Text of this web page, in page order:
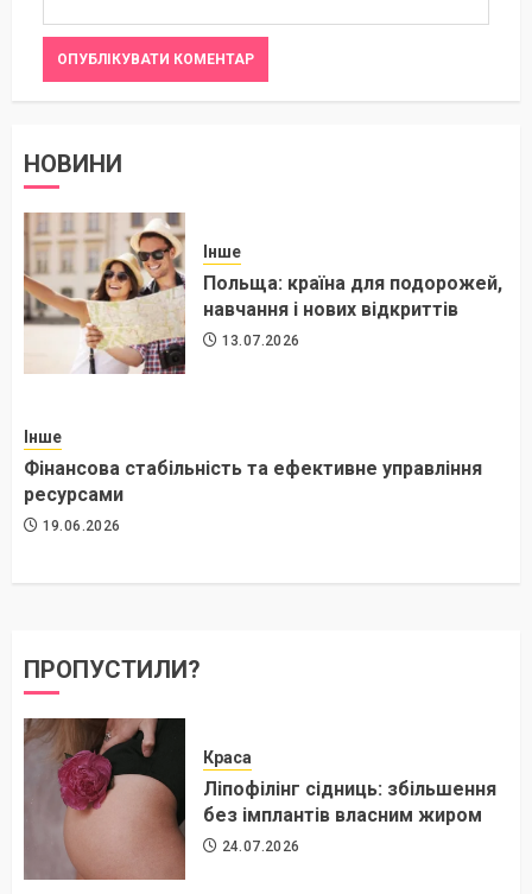
НОВИНИ
Інше
Польща: країна для подорожей,
навчання і нових відкриттів
13.07.2026
Інше
Фінансова стабільність та ефективне управління
ресурсами
19.06.2026
ПРОПУСТИЛИ?
Краса
Ліпофілінг сідниць: збільшення
без імплантів власним жиром
24.07.2026